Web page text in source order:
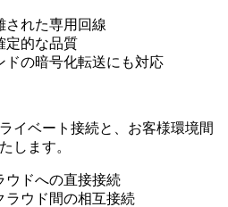
された専用回線
定的な品質
ドの暗号化転送にも対応
イベート接続と、お客様環境間
します。
ウドへの直接接続
ラウド間の相互接続